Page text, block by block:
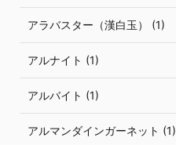
アラバスター（漢白玉） (1)
アルナイト (1)
アルバイト (1)
アルマンダインガーネット (1)